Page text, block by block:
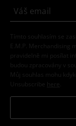
Tímto souhlasím se
E.M.P. Merchandising
pravidelně mi posílat
budou zpracovány v
Můj souhlas mohu
Unsubscribe here